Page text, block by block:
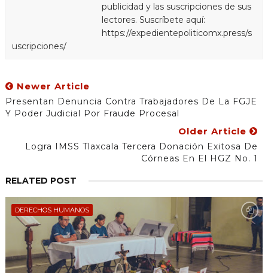
publicidad y las suscripciones de sus
lectores. Suscríbete aquí:
https://expedientepoliticomx.press/s
uscripciones/
Newer Article
Presentan Denuncia Contra Trabajadores De La FGJE
Y Poder Judicial Por Fraude Procesal
Older Article
Logra IMSS Tlaxcala Tercera Donación Exitosa De
Córneas En El HGZ No. 1
RELATED POST
DERECHOS HUMANOS